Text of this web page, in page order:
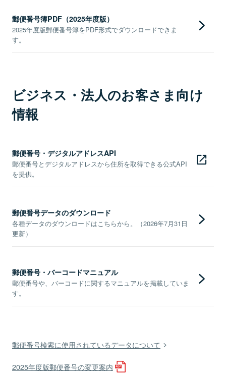
郵便番号簿PDF（2025年度版）
2025年度版郵便番号簿をPDF形式でダウンロードできま
す。
ビジネス・法人のお客さま向け
情報
郵便番号・デジタルアドレスAPI
郵便番号とデジタルアドレスから住所を取得できる公式API
を提供。
郵便番号データのダウンロード
各種データのダウンロードはこちらから。（2026年7月31日
更新）
郵便番号・バーコードマニュアル
郵便番号や、バーコードに関するマニュアルを掲載していま
す。
郵便番号検索に使用されているデータについて
2025年度版郵便番号の変更案内